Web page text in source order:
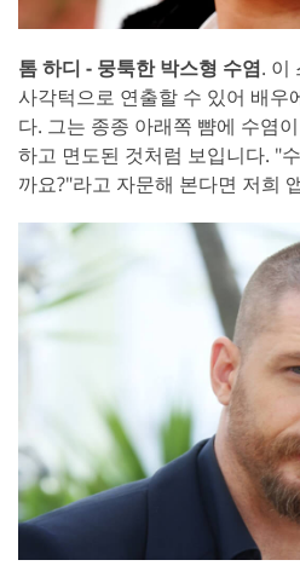
톰 하디 - 뭉툭한 박스형 수염. 이
사각턱으로 연출할 수 있어 배우
다. 그는 종종 아래쪽 뺨에 수염
하고 면도된 것처럼 보입니다. "
까요?"라고 자문해 본다면 저희